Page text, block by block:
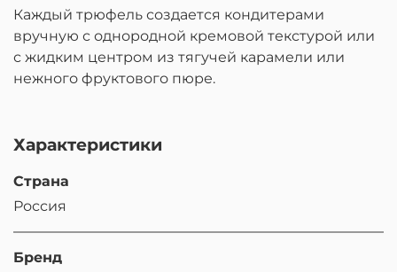
Каждый трюфель создается кондитерами
вручную с однородной кремовой текстурой или
с жидким центром из тягучей карамели или
нежного фруктового пюре.
Характеристики
Страна
Россия
Бренд